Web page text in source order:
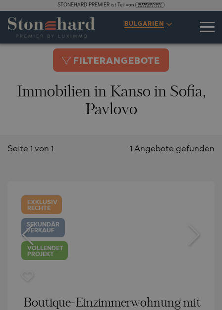
STONEHARD PREMIER ist Teil von
BULGARIEN
FILTERANGEBOTE
Immobilien in Kanso in Sofia,
Pavlovo
1 Angebote gefunden
Seite 1 von 1
EXKLUSIV
RECHTE
SEKUNDÄR
VERKAUF
VOLLENDET
PROJEKT
Boutique-Einzimmerwohnung mit